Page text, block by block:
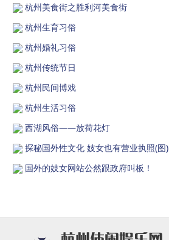
杭州美食街之胜利河美食街
杭州生育习俗
杭州婚礼习俗
杭州传统节日
杭州民间博戏
杭州生活习俗
西湖风俗——放荷花灯
探秘国外性文化 妓女也有营业执照(图)
国外的妓女网站公然跟政府叫板！